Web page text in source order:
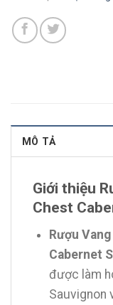
MÔ TẢ
Giới thiệu
Chest
Rượu
Cabernet
được làm
Sauvignon